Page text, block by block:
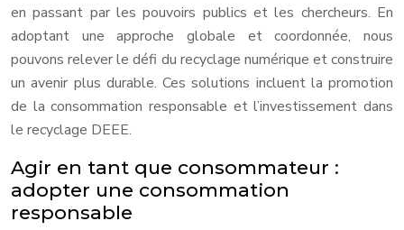
en passant par les pouvoirs publics et les chercheurs. En
adoptant une approche globale et coordonnée, nous
pouvons relever le défi du recyclage numérique et construire
un avenir plus durable. Ces solutions incluent la promotion
de la consommation responsable et l’investissement dans
le recyclage DEEE.
Agir en tant que consommateur :
adopter une consommation
responsable